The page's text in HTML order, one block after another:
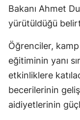
Bakanı Ahmet
yürütüldüğü
Öğrenciler,
eğitiminin yanı
etkinliklere
becerilerinin
aidiyetlerinin